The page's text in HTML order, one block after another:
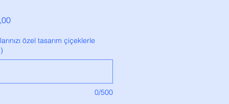
İndirimli
özel tasarım çiçeklerle
0/500